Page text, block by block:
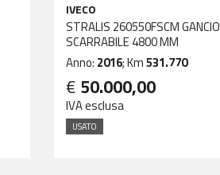
IVECO
STRALIS 260550FSCM GANCIO
SCARRABILE 4800 MM
Anno: 2016; Km531.770
€ 50.000,00
IVA esclusa
USATO